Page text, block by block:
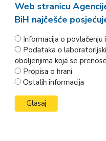
Web stranicu
BiH najčešće
Informacija o povlačenju
Podataka o
oboljenjima koja se
Propisa o hrani
Ostalih informacija